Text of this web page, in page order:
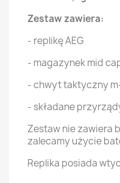
Zestaw zawiera:
- replikę AEG
- magazynek mid
- chwyt taktyczny
- składane
Zestaw nie zawiera
zalecamy użycie
Replika posiada